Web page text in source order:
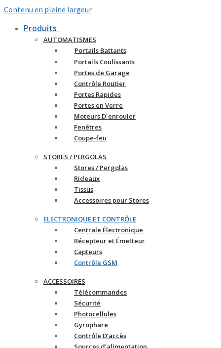
Contenu en pleine largeur
Produits
AUTOMATISMES
Portails Battants
Portails Coulissants
Portes de Garage
Contrôle Routier
Portes Rapides
Portes en Verre
Moteurs D´enrouler
Fenêtres
Coupe-feu
STORES / PERGOLAS
Stores / Pergolas
Rideaux
Tissus
Accessoires pour Stores
ELECTRONIQUE ET CONTRÔLE
Centrale Électronique
Récepteur et Émetteur
Capteurs
Contrôle GSM
ACCESSOIRES
Télécommandes
Sécurité
Photocellules
Gyrophare
Contrôle D’accès